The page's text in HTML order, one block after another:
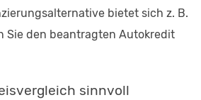
bietet sich z. B.
Sie den beantragten Autokredit
sinnvoll